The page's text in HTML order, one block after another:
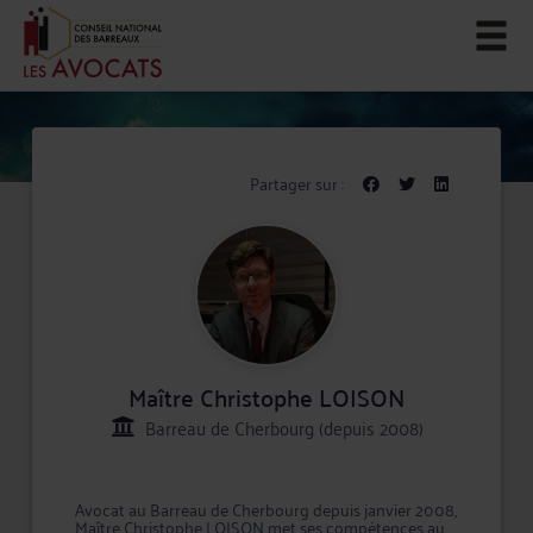
Partager sur :
Maître Christophe LOISON
Barreau de Cherbourg (depuis 2008)
Avocat au Barreau de Cherbourg depuis janvier 2008,
Maître Christophe LOISON met ses compétences au